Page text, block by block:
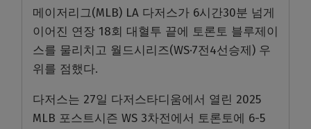
메이저리그(MLB) LA 다저스가 6시간30분 넘게
이어진 연장 18회 대혈투 끝에 토론토 블루제이
스를 물리치고 월드시리즈(WS·7전4선승제) 우
위를 점했다.
다저스는 27일 다저스타디움에서 열린 2025
MLB 포스트시즌 WS 3차전에서 토론토에 6-5